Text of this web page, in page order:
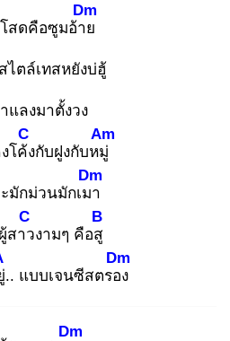
สดคือซูมอ้าย
Dm
ไตล์เทสหยังบ่ฮู้
แลงมาตั้งวง
โค้ง
C
กับฝูงกับหมู่
Am
มักม่วนมักเมา
Dm
สาว
C
งามๆ คือสู
B
.. แบบเจนซีสตรอง
Dm
Dm